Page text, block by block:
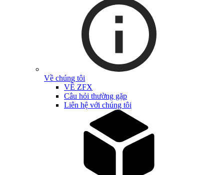
Về chúng tôi
VỀ ZFX
Câu hỏi thường gặp
Liên hệ với chúng tôi